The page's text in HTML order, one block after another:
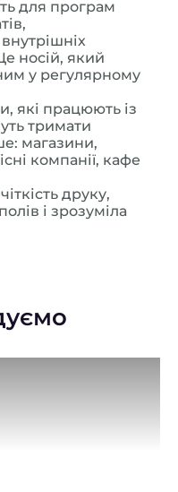
для програм
внутрішніх
носій, який
у регулярному
які працюють із
тримати
магазини,
компанії, кафе
друку,
і зрозуміла